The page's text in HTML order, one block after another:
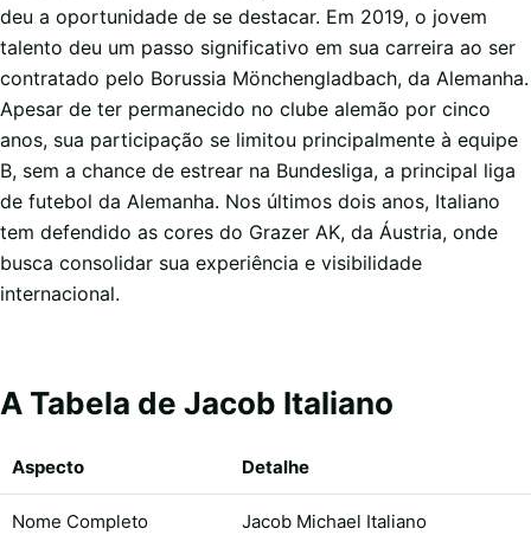
deu a oportunidade de se destacar. Em 2019, o jovem
talento deu um passo significativo em sua carreira ao ser
contratado pelo Borussia Mönchengladbach, da Alemanha.
Apesar de ter permanecido no clube alemão por cinco
anos, sua participação se limitou principalmente à equipe
B, sem a chance de estrear na Bundesliga, a principal liga
de futebol da Alemanha. Nos últimos dois anos, Italiano
tem defendido as cores do Grazer AK, da Áustria, onde
busca consolidar sua experiência e visibilidade
internacional.
A Tabela de Jacob Italiano
Aspecto Detalhe
Nome Completo Jacob Michael Italiano